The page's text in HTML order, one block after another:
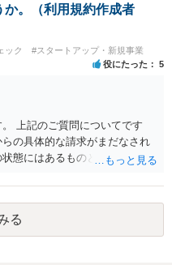
。（利用規約作成者
ック #スタートアップ・新規事業
役にたった 5
上記のご質問についてです
の具体的な請求がまだなされ
態にはあるものと思慮いたし
も含め、投稿者で自己責任で
たない旨の規定がなされてい
サイトとして投稿画像等のチ
判断して行動するように求め
る